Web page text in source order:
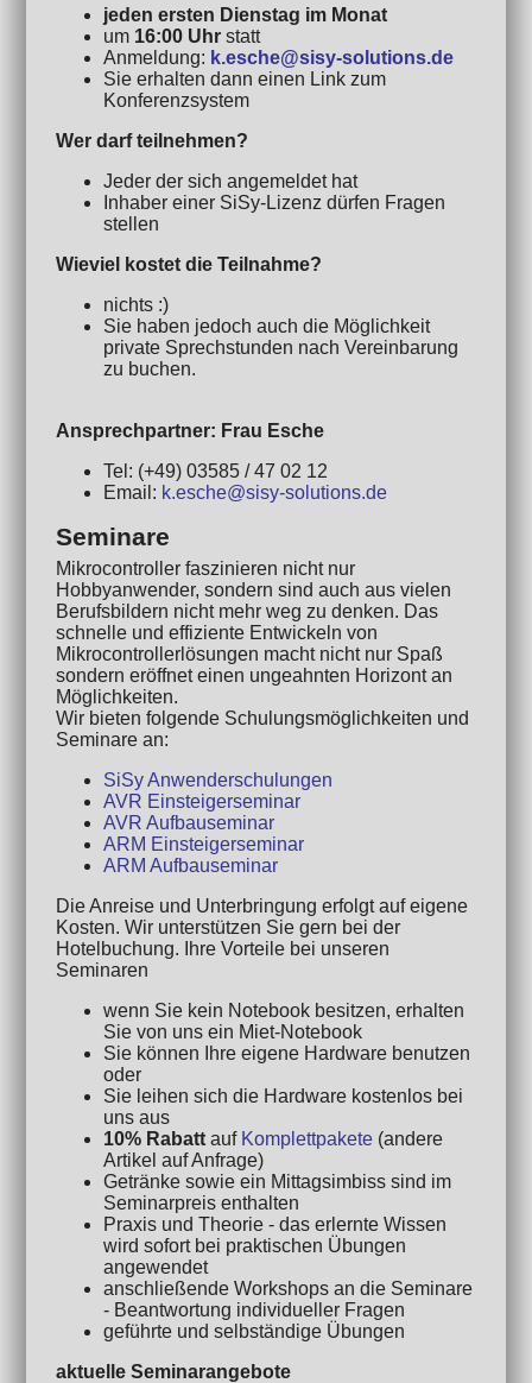
jeden ersten Dienstag im Monat
um 16:00 Uhr statt
Anmeldung: k.esche@sisy-solutions.de
Sie erhalten dann einen Link zum
Konferenzsystem
Wer darf teilnehmen?
Jeder der sich angemeldet hat
Inhaber einer SiSy-Lizenz dürfen Fragen
stellen
Wieviel kostet die Teilnahme?
nichts :)
Sie haben jedoch auch die Möglichkeit
private Sprechstunden nach Vereinbarung
zu buchen.
Ansprechpartner: Frau Esche
Tel: (+49) 03585 / 47 02 12
Email: k.esche@sisy-solutions.de
Seminare
Mikrocontroller faszinieren nicht nur
Hobbyanwender, sondern sind auch aus vielen
Berufsbildern nicht mehr weg zu denken. Das
schnelle und effiziente Entwickeln von
Mikrocontrollerlösungen macht nicht nur Spaß
sondern eröffnet einen ungeahnten Horizont an
Möglichkeiten.
Wir bieten folgende Schulungsmöglichkeiten und
Seminare an:
SiSy Anwenderschulungen
AVR Einsteigerseminar
AVR Aufbauseminar
ARM Einsteigerseminar
ARM Aufbauseminar
Die Anreise und Unterbringung erfolgt auf eigene
Kosten. Wir unterstützen Sie gern bei der
Hotelbuchung. Ihre Vorteile bei unseren
Seminaren
wenn Sie kein Notebook besitzen, erhalten
Sie von uns ein Miet-Notebook
Sie können Ihre eigene Hardware benutzen
oder
Sie leihen sich die Hardware kostenlos bei
uns aus
10% Rabatt auf Komplettpakete (andere
Artikel auf Anfrage)
Getränke sowie ein Mittagsimbiss sind im
Seminarpreis enthalten
Praxis und Theorie - das erlernte Wissen
wird sofort bei praktischen Übungen
angewendet
anschließende Workshops an die Seminare
- Beantwortung individueller Fragen
geführte und selbständige Übungen
aktuelle Seminarangebote